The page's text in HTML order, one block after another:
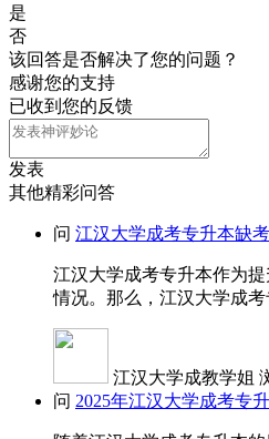
是
否
该回答是否解决了您的问题？
感谢您的支持
已收到您的反馈
发表
其他精彩问答
问 江汉大学成考专升本缺
江汉大学成考专升本作为
情况。那么，江汉大学成
江汉大学成教学姐
问 2025年江汉大学成考专